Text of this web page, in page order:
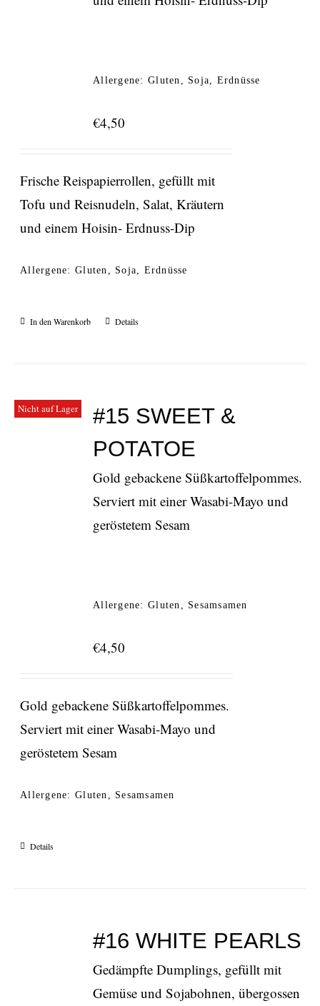
Allergene: Gluten, Soja, Erdnüsse
€4,50
Frische Reispapierrollen, gefüllt mit
Tofu und Reisnudeln, Salat, Kräutern
und einem Hoisin- Erdnuss-Dip
Allergene: Gluten, Soja, Erdnüsse
In den Warenkorb Details
Nicht auf Lager
#15 SWEET &
POTATOE
Gold gebackene Süßkartoffelpommes.
Serviert mit einer Wasabi-Mayo und
geröstetem Sesam
Allergene: Gluten, Sesamsamen
€4,50
Gold gebackene Süßkartoffelpommes.
Serviert mit einer Wasabi-Mayo und
geröstetem Sesam
Allergene: Gluten, Sesamsamen
Details
#16 WHITE PEARLS
Gedämpfte Dumplings, gefüllt mit
Gemüse und Sojabohnen, übergossen